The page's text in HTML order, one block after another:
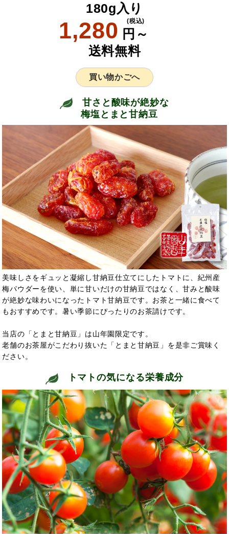
180g入り
1,280 円～
(税込)
送料無料
買い物かごへ
甘さと酸味が絶妙な
梅塩とまと甘納豆
美味しさをギュッと凝縮し甘納豆仕立てにしたトマトに、紀州産
梅パウダーを使い、単に甘いだけの甘納豆ではなく、甘みと酸味
が絶妙な味わいになったトマト甘納豆です。お茶と一緒に食べて
もおすすめです。暑い季節にぴったりのお茶請けです。
当店の「とまと甘納豆」は山年園限定です。
老舗のお茶屋がこだわり抜いた「とまと甘納豆」を是非ご賞味く
ださい。
トマトの気になる栄養成分